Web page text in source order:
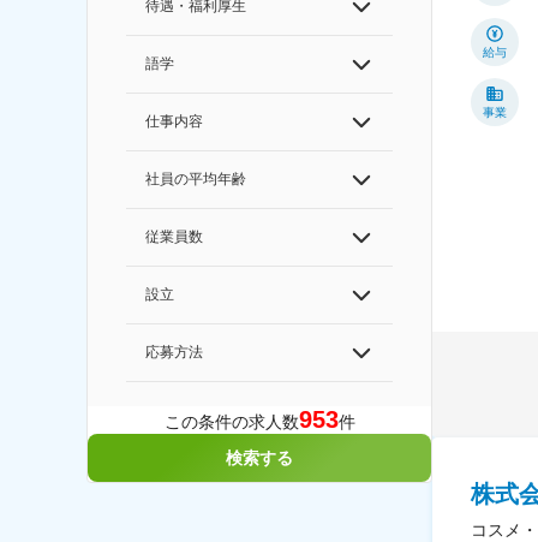
待遇・福利厚生
語学
仕事内容
社員の平均年齢
従業員数
設立
応募方法
この条件の求人数953件
検索する
給与
事業
株式
コスメ